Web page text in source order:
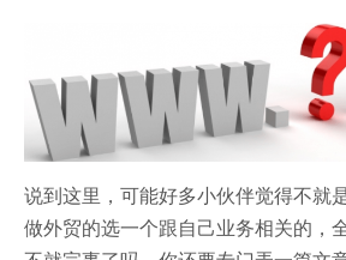
说到这里，可能好多小伙伴觉得不就
做外贸的选一个跟自己业务相关的，